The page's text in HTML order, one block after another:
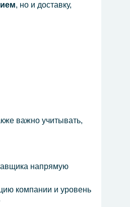
, но и доставку,
важно учитывать,
напрямую
компании и уровень